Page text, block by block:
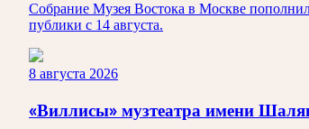
Собрание Музея Востока в Москве
публики с 14 августа.
8 августа 2026
«Виллисы» музтеатра имени